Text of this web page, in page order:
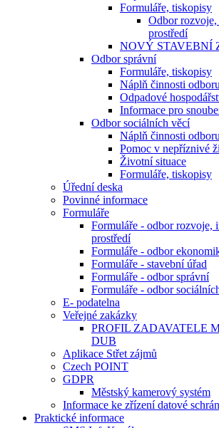
Formuláře, tiskopisy
Odbor
prostředí
NOVÝ STAVEBNÍ
Odbor správní
Formuláře, tiskopisy
Náplň činnosti odboru
Odpadové
Informace pro
Odbor sociálních věcí
Náplň činnosti odboru
Pomoc v nepříznivé
Životní situace
Formuláře, tiskopisy
Úřední deska
Povinné informace
Formuláře
Formuláře - odbor rozvoje,
prostředí
Formuláře - odbor
Formuláře - stavební úřad
Formuláře - odbor správní
Formuláře - odbor
E- podatelna
Veřejné zakázky
PROFIL ZADAVATELE
DUB
Aplikace Střet zájmů
Czech POINT
GDPR
Městský kamerový systém
Informace ke zřízení datové
Praktické informace